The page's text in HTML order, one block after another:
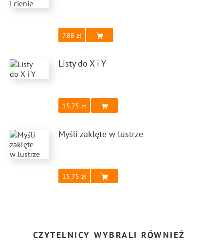
7.88
Listy do X i Y
15.75
Myśli zaklęte w lustrze
15.75
CZYTELNICY WYBRALI RÓWNIEŻ